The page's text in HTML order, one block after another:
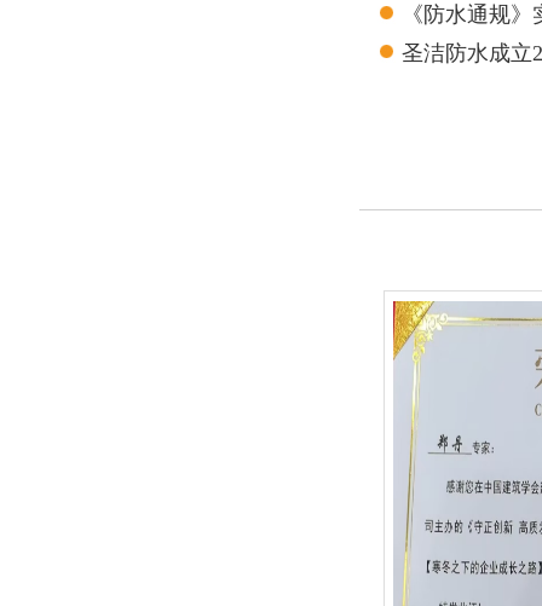
《防水通规
圣洁防水成立